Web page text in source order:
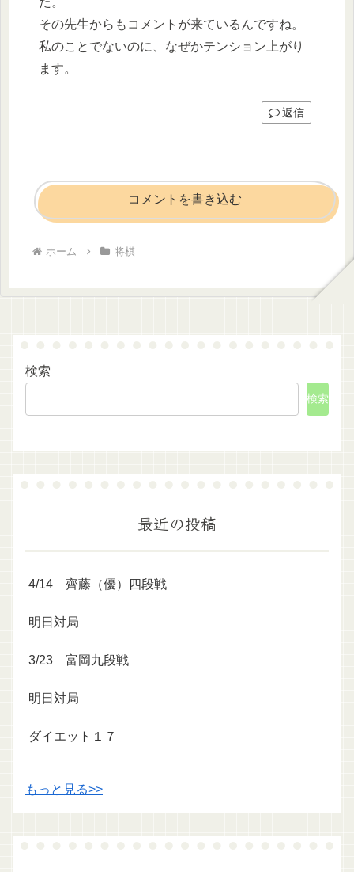
その先生からもコメントが来ているんですね。
私のことでないのに、なぜかテンション上がり
ます。
返信
コメントを書き込む
ホーム 将棋
検索
検索
最近の投稿
4/14 齊藤（優）四段戦
明日対局
3/23 富岡九段戦
明日対局
ダイエット１７
もっと見る>>